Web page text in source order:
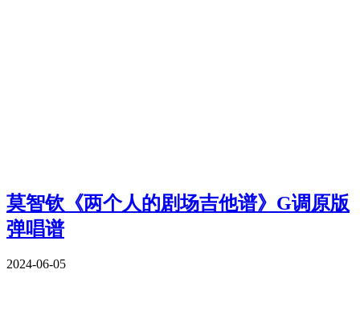
莫智钦《两个人的剧场吉他谱》G调原版
弹唱谱
2024-06-05